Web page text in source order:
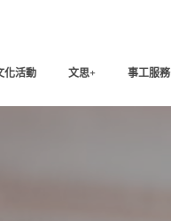
化活動 文思+ 事工服務